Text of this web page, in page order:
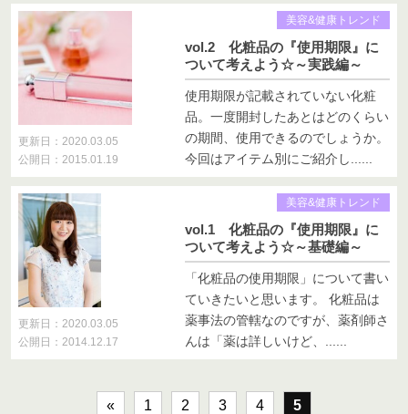
更新日：2020.03.05
公開日：2015.01.19
美容&健康トレンド
vol.2 化粧品の『使用期限』に
ついて考えよう☆～実践編～
使用期限が記載されていない化粧
品。一度開封したあとはどのくらい
の期間、使用できるのでしょうか。
今回はアイテム別にご紹介し......
更新日：2020.03.05
公開日：2014.12.17
美容&健康トレンド
vol.1 化粧品の『使用期限』に
ついて考えよう☆～基礎編～
「化粧品の使用期限」について書い
ていきたいと思います。 化粧品は
薬事法の管轄なのですが、薬剤師さ
んは「薬は詳しいけど、......
« 1 2 3 4 5